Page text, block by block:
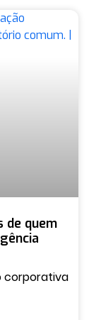
de quem
corporativa